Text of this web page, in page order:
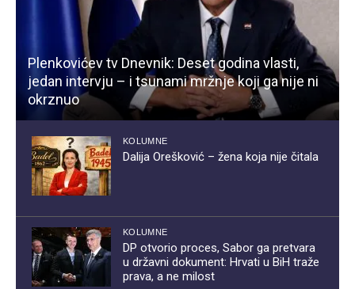
Plenkovićev tv Dnevnik: Deset godina vlasti,
jedan intervju – i tsunami mržnje koji ga nije ni
okrznuo
KOLUMNE
Dalija Orešković – žena koja nije čitala
KOLUMNE
DP otvorio proces, Sabor ga pretvara
u državni dokument: Hrvati u BiH traže
prava, a ne milost